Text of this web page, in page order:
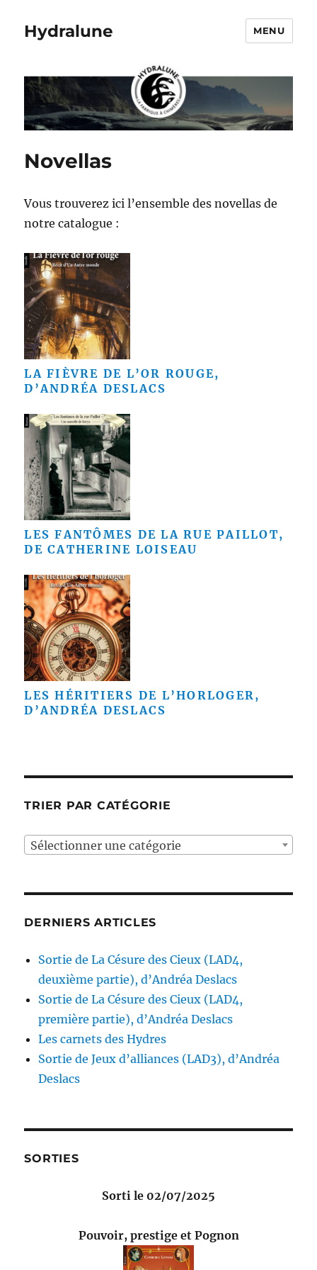
Hydralune MENU
Novellas
Vous trouverez ici l’ensemble des novellas de
notre catalogue :
LA FIÈVRE DE L’OR ROUGE,
D’ANDRÉA DESLACS
LES FANTÔMES DE LA RUE PAILLOT,
DE CATHERINE LOISEAU
LES HÉRITIERS DE L’HORLOGER,
D’ANDRÉA DESLACS
TRIER PAR CATÉGORIE
Sélectionner une catégorie
DERNIERS ARTICLES
Sortie de La Césure des Cieux (LAD4,
deuxième partie), d’Andréa Deslacs
Sortie de La Césure des Cieux (LAD4,
première partie), d’Andréa Deslacs
Les carnets des Hydres
Sortie de Jeux d’alliances (LAD3), d’Andréa
Deslacs
SORTIES
Sorti le 02/07/2025
Pouvoir, prestige et Pognon